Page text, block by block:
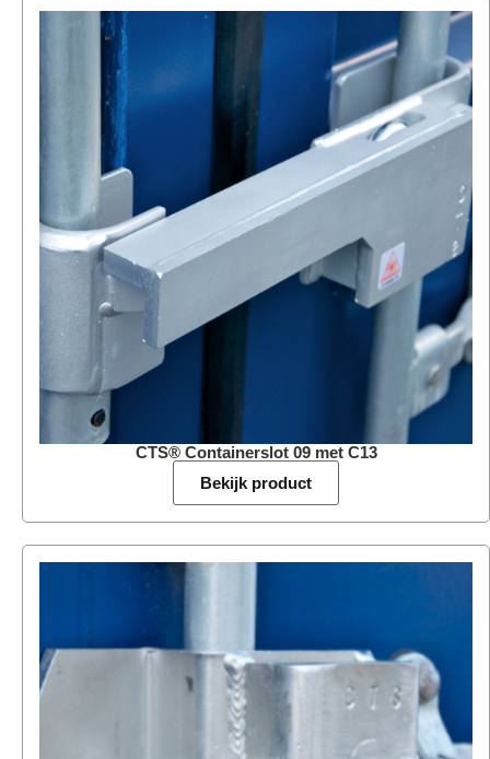
CTS® Containerslot 09 met C13
Bekijk product